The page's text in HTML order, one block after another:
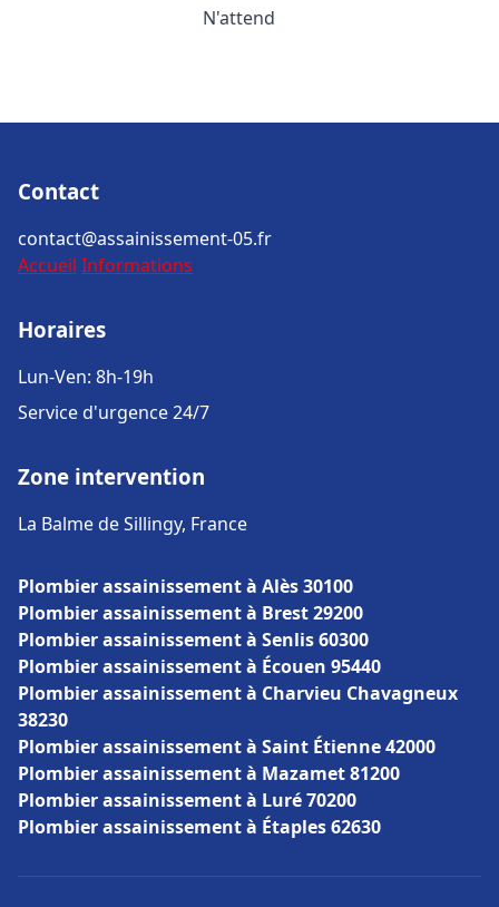
N'attend
Contact
contact@assainissement-05.fr
Accueil Informations
Horaires
Lun-Ven: 8h-19h
Service d'urgence 24/7
Zone intervention
La Balme de Sillingy, France
Plombier assainissement à Alès 30100
Plombier assainissement à Brest 29200
Plombier assainissement à Senlis 60300
Plombier assainissement à Écouen 95440
Plombier assainissement à Charvieu Chavagneux
38230
Plombier assainissement à Saint Étienne 42000
Plombier assainissement à Mazamet 81200
Plombier assainissement à Luré 70200
Plombier assainissement à Étaples 62630